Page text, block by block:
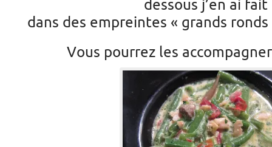
dessous j’en ai fait
dans des empreintes « grands
Vous pourrez les